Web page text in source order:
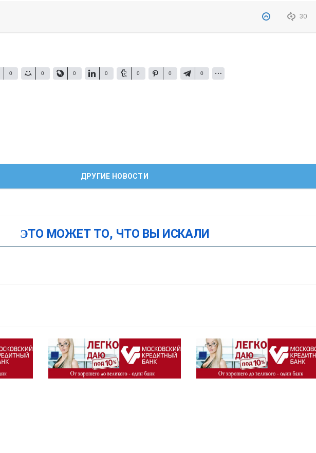
30
0 0 0 0 0 0 0
ДРУГИЕ НОВОСТИ
ЭТО МОЖЕТ ТО, ЧТО ВЫ ИСКАЛИ